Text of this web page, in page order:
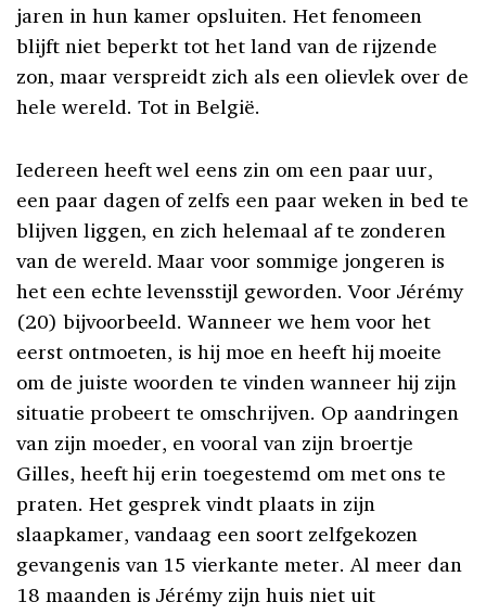
jaren in hun kamer opsluiten. Het fenomeen
blijft niet beperkt tot het land van de rijzende
zon, maar verspreidt zich als een olievlek over de
hele wereld. Tot in België.
Iedereen heeft wel eens zin om een paar uur,
een paar dagen of zelfs een paar weken in bed te
blijven liggen, en zich helemaal af te zonderen
van de wereld. Maar voor sommige jongeren is
het een echte levensstijl geworden. Voor Jérémy
(20) bijvoorbeeld. Wanneer we hem voor het
eerst ontmoeten, is hij moe en heeft hij moeite
om de juiste woorden te vinden wanneer hij zijn
situatie probeert te omschrijven. Op aandringen
van zijn moeder, en vooral van zijn broertje
Gilles, heeft hij erin toegestemd om met ons te
praten. Het gesprek vindt plaats in zijn
slaapkamer, vandaag een soort zelfgekozen
gevangenis van 15 vierkante meter. Al meer dan
18 maanden is Jérémy zijn huis niet uit